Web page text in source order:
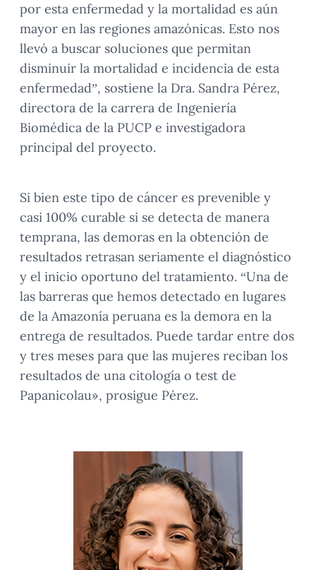
por esta enfermedad y la mortalidad es aún
mayor en las regiones amazónicas. Esto nos
llevó a buscar soluciones que permitan
disminuir la mortalidad e incidencia de esta
enfermedad”, sostiene la Dra. Sandra Pérez,
directora de la carrera de Ingeniería
Biomédica de la PUCP e investigadora
principal del proyecto.
Si bien este tipo de cáncer es prevenible y
casi 100% curable si se detecta de manera
temprana, las demoras en la obtención de
resultados retrasan seriamente el diagnóstico
y el inicio oportuno del tratamiento. “Una de
las barreras que hemos detectado en lugares
de la Amazonía peruana es la demora en la
entrega de resultados. Puede tardar entre dos
y tres meses para que las mujeres reciban los
resultados de una citología o test de
Papanicolau», prosigue Pérez.